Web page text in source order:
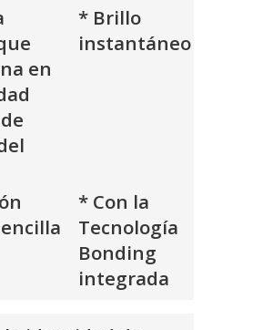
en
* Brillo
instantáneo
* Con la
Tecnología
Bonding
integrada